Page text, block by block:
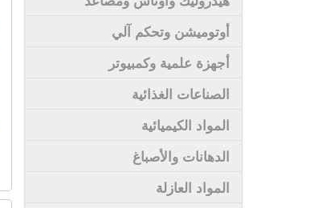
أوتوميشن وتحكم آلي
أجهزة علمية وكمبيوتر
الصناعات الغذائية
المواد الكيميائية
الدهانات والأصباغ
المواد العازلة